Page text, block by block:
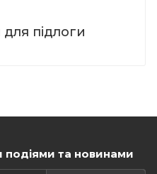
підлоги
подіями та новинами